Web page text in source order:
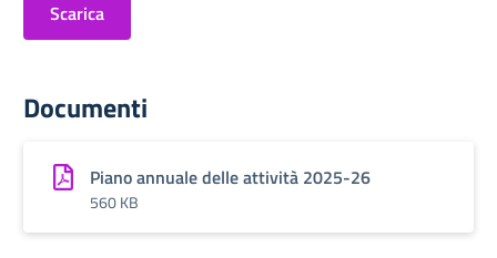
Scarica
Documenti
Piano annuale delle attività 2025-26
560 KB